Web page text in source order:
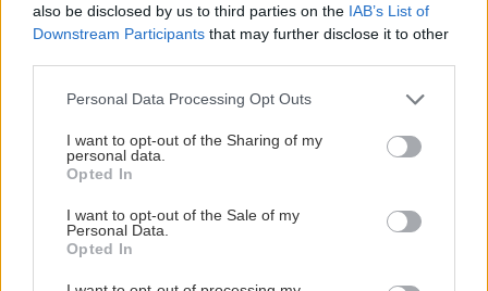
also be disclosed by us to third parties on the IAB’s List of
Downstream Participants that may further disclose it to other
Please note that this website/app uses one or more Google
not limited to your visit or usage behaviour. You may click to
grant or deny consent to Google and its third-party tags to
use your data for below specified purposes in below Google
consent section.
Personal Data Processing Opt Outs
I want to opt-out of the Sharing of my
personal data.
Opted In
I want to opt-out of the Sale of my
Personal Data.
Opted In
ochabnuté izbové
rastliny? Pravda vás
možno prekvapí
nakladačiek: Ako ich
CHALUPA